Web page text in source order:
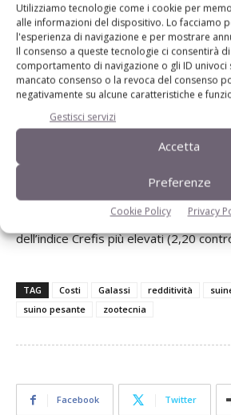
Utilizziamo tecnologie come i cookie per
alle informazioni del dispositivo. Lo facciamo
l'esperienza di navigazione e per mostrare
Il consenso a queste tecnologie ci consentirà
comportamento di navigazione o gli ID univoci
mancato consenso o la revoca del consenso
negativamente su alcune caratteristiche e
Gestisci servizi
Accetta
Preferenze
Cookie Policy Privacy
redditività è stata comunque, in media,
di quella dei loro corrispettivi non
La redditività dei prosciutti non
cresciuta del +3,9% rispetto al 2013 nel
tipologia leggera e del +5,5% nel caso
Per quanto riguarda i prosciutti dop,
lievemente superiore nel caso della
punti contro 1,85), mentre per i
la tipologia leggera quella
dell’indice Crefis più elevati (2,20
TAG Costi Galassi redditività
suino pesante
zootecnia
Facebook Twitter